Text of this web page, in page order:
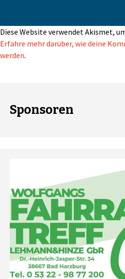
Diese Website verwendet Akismet,
Erfahre mehr darüber, wie deine
werden.
Sponsoren